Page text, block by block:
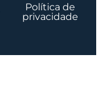
Política de
privacidade